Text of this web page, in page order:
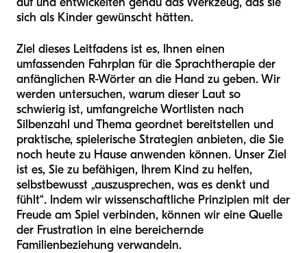
sich als Kinder gewünscht hätten.
Ziel dieses Leitfadens ist es, Ihnen einen
umfassenden Fahrplan für die Sprachtherapie der
anfänglichen R-Wörter an die Hand zu geben. Wir
werden untersuchen, warum dieser Laut so
schwierig ist, umfangreiche Wortlisten nach
Silbenzahl und Thema geordnet bereitstellen und
praktische, spielerische Strategien anbieten, die Sie
noch heute zu Hause anwenden können. Unser Ziel
ist es, Sie zu befähigen, Ihrem Kind zu helfen,
selbstbewusst „auszusprechen, was es denkt und
fühlt“. Indem wir wissenschaftliche Prinzipien mit der
Freude am Spiel verbinden, können wir eine Quelle
der Frustration in eine bereichernde
Familienbeziehung verwandeln.